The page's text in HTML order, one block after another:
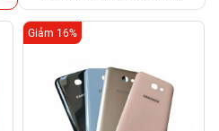
Giảm 16%